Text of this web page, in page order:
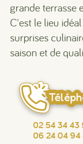
grande terrasse
C'est le lieu
surprises
saison et de
02 54 34 43
06 24 04 94